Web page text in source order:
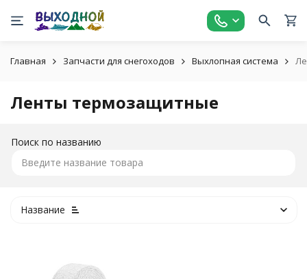
Главная Запчасти для снегоходов Выхлопная система
Ленты термозащитные
Поиск по названию
Название